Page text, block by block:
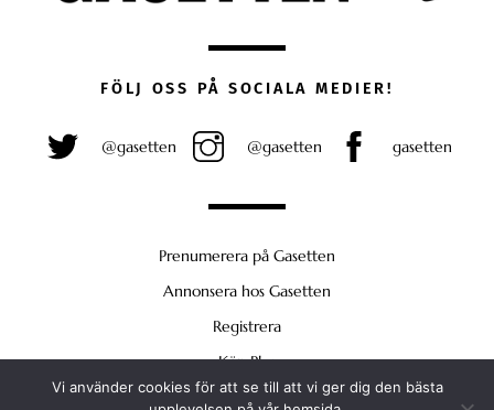
FÖLJ OSS PÅ SOCIALA MEDIER!
@gasetten @gasetten gasetten
Prenumerera på Gasetten
Annonsera hos Gasetten
Registrera
Köp Plus
Vi använder cookies för att se till att vi ger dig den bästa